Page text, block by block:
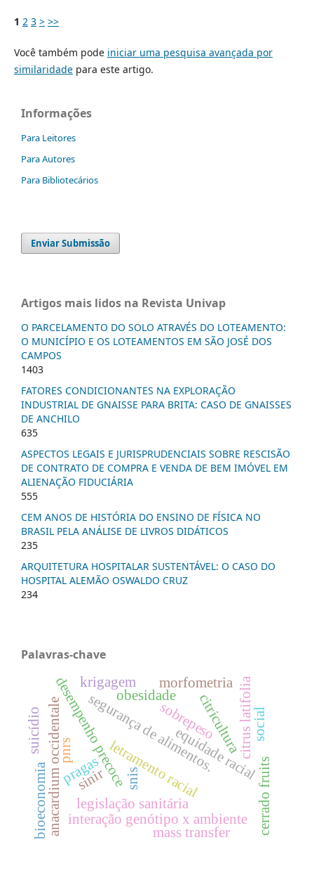
1 2 3 > >>
Você também pode iniciar uma pesquisa avançada por
similaridadepara este artigo.
Informações
Para Leitores
Para Autores
Para Bibliotecários
Enviar Submissão
Artigos mais lidos na Revista Univap
O PARCELAMENTO DO SOLO ATRAVÉS DO LOTEAMENTO:
O MUNICÍPIO E OS LOTEAMENTOS EM SÃO JOSÉ DOS
CAMPOS
1403
FATORES CONDICIONANTES NA EXPLORAÇÃO
INDUSTRIAL DE GNAISSE PARA BRITA: CASO DE GNAISSES
DE ANCHILO
635
ASPECTOS LEGAIS E JURISPRUDENCIAIS SOBRE RESCISÃO
DE CONTRATO DE COMPRA E VENDA DE BEM IMÓVEL EM
ALIENAÇÃO FIDUCIÁRIA
555
CEM ANOS DE HISTÓRIA DO ENSINO DE FÍSICA NO
BRASIL PELA ANÁLISE DE LIVROS DIDÁTICOS
235
ARQUITETURA HOSPITALAR SUSTENTÁVEL: O CASO DO
HOSPITAL ALEMÃO OSWALDO CRUZ
234
Palavras-chave
equidade racial
letramento racial
segurança de alimentos.
legislação sanitária
citrus latifolia
citricultura
desempenho precoce
anacardium occidentale interação genótipo x ambiente
pragas
morfometria
sobrepeso
obesidade
krigagem
cerrado fruits
mass transfer
bioeconomia
pnrs
snis
sinir
social
suicídio